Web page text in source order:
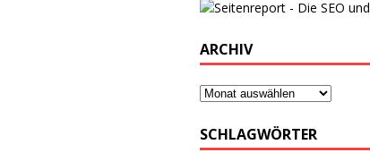
ARCHIV
SCHLAGWÖRTER